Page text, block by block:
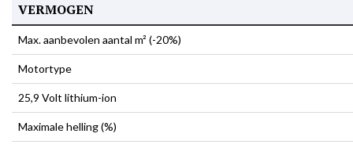
VERMOGEN
Max. aanbevolen aantal m² (-20%)
Motortype
25,9 Volt lithium-ion
Maximale helling (%)